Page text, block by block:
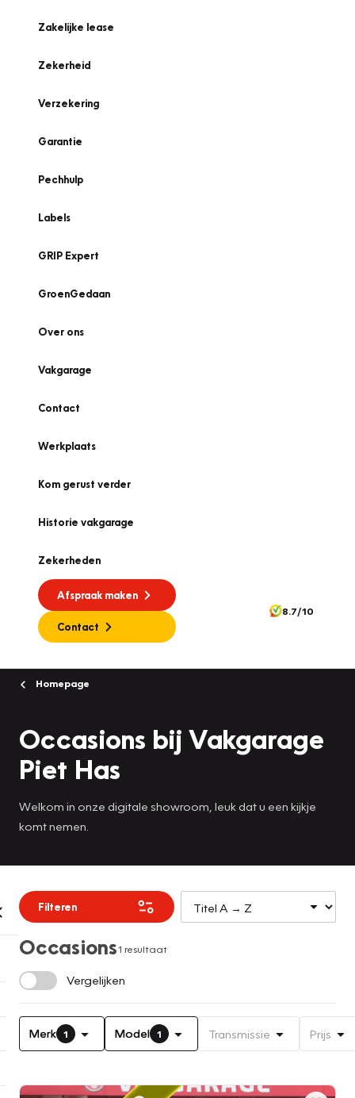
Zakelijke lease
Zekerheid
Verzekering
Garantie
Pechhulp
Labels
GRIP Expert
GroenGedaan
Over ons
Vakgarage
Contact
Werkplaats
Kom gerust verder
Historie vakgarage
Zekerheden
Afspraak maken
Contact
8.7/10
Homepage
Occasions bij Vakgarage
Piet Has
Welkom in onze digitale showroom, leuk dat u een kijkje
komt nemen.
Filteren
Occasions1 resultaat
Vergelijken
Merk 1 Model 1 Transmissie Prijs